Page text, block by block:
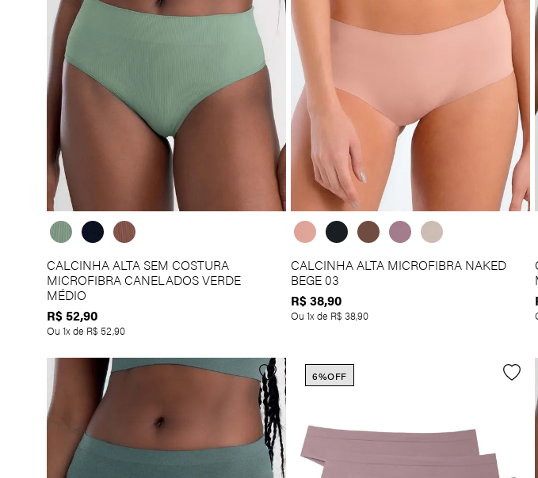
CALCINHA ALTA SEM COSTURA
MICROFIBRA CANELADOS VERDE
MÉDIO
R$52,90
Ou 1x de R$ 52,90
CALCINHA ALTA MICROFIBRA NAKED
BEGE 03
R$38,90
Ou 1x de R$ 38,90
6%OFF